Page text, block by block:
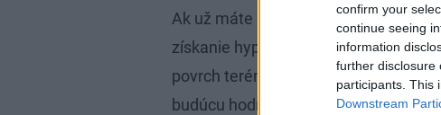
confirm your
continue seeing
information
further disclosure
participants. This
Downstream
Ak už máte stavebné povolenie,
získanie hypotéky vám postačí
povrch terénu. Tá vám poslúži ako
budúcu hodnotu nehnuteľnosti.